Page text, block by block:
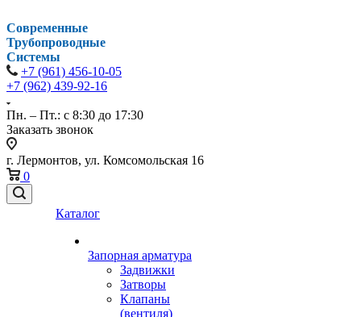
Современные
Трубопроводные
Системы
+7 (961) 456-10-05
+7 (962) 439-92-16
Пн. – Пт.: с 8:30 до 17:30
Заказать звонок
г. Лермонтов, ул. Комсомольская 16
0
Каталог
Запорная арматура
Задвижки
Затворы
Клапаны
(вентиля)